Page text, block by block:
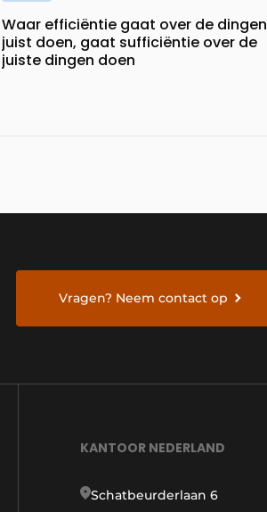
Waar efficiëntie gaat over de dingen
juist doen, gaat sufficiëntie over de
juiste dingen doen
Vragen? Neem contact op
KANTOOR NEDERLAND
Schatbeurderlaan 6